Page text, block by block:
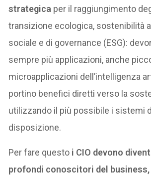
strategica per il raggiungimento
transizione ecologica, sostenibilità
sociale e di governance (ESG):
sempre più applicazioni, anche
microapplicazioni dell’intelligenza
portino benefici diretti verso la
utilizzando il più possibile i sistemi
disposizione.
Per fare questo i CIO devono
profondi conoscitori del business,